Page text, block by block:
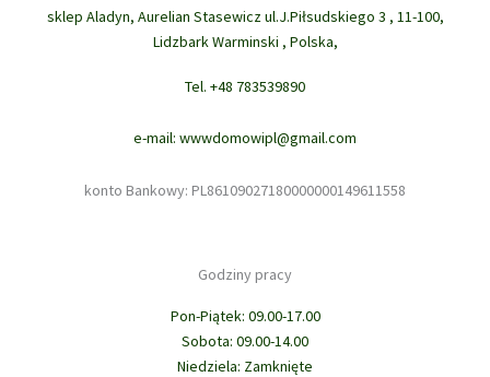
sklep Aladyn, Aurelian Stasewicz ul.J.Piłsudskiego 3 , 11-100,
Lidzbark Warminski , Polska,
Tel. +48 783539890
e-mail: wwwdomowipl@gmail.com
konto Bankowy: PL86109027180000000149611558
Godziny pracy
Pon-Piątek: 09.00-17.00
Sobota: 09.00-14.00
Niedziela: Zamknięte